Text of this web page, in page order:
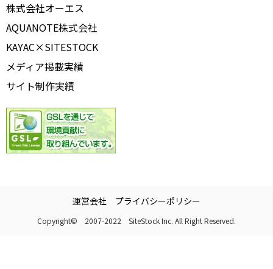
株式会社オーエス
AQUANOTE株式会社
KAYAC×SITESTOCK
メディア掲載実績
サイト制作実績
運営会社 プライバシーポリシー
Copyright© 2007-2022 SiteStock Inc. All Right Reserved.